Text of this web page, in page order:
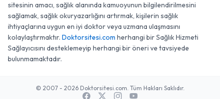
sitesinin amacı, sağlık alanında kamuoyunun bilgilendirilmesini
sağlamak, sağlık okuryazarlığını artırmak, kişilerin sağlık
ihtiyaçlarına uygun en iyi doktor veya uzmana ulaşmasını
kolaylaştırmaktır. Doktorsitesi.com herhangi bir Sağlık Hizmeti
Sağlayıcısını desteklemeyip herhangi bir öneri ve tavsiyede
bulunmamaktadır.
© 2007 - 2026 Doktorsitesi.com. Tüm Hakları Saklıdır.